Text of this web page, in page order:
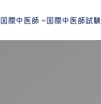
国際中医師 国際中医師試験